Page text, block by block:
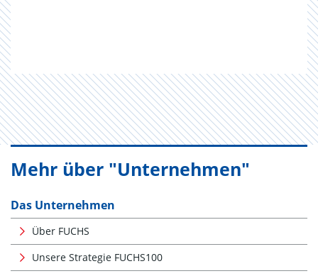
Mehr über "Unternehmen"
Das Unternehmen
Über FUCHS
Unsere Strategie FUCHS100